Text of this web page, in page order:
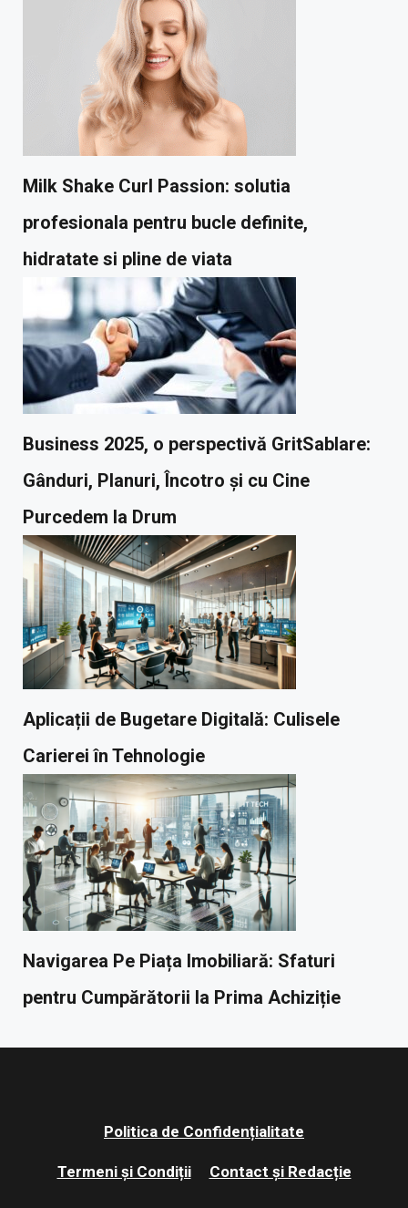
Milk Shake Curl Passion: solutia
profesionala pentru bucle definite,
hidratate si pline de viata
Business 2025, o perspectivă GritSablare:
Gânduri, Planuri, Încotro și cu Cine
Purcedem la Drum
Aplicații de Bugetare Digitală: Culisele
Carierei în Tehnologie
Navigarea Pe Piața Imobiliară: Sfaturi
pentru Cumpărătorii la Prima Achiziție
Politica de Confidențialitate
Termeni și Condiții Contact și Redacție